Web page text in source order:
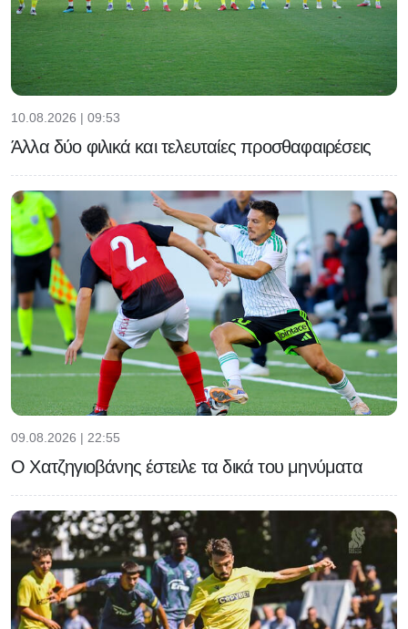
10.08.2026 | 09:53
Άλλα δύο φιλικά και τελευταίες προσθαφαιρέσεις
09.08.2026 | 22:55
Ο Χατζηγιοβάνης έστειλε τα δικά του μηνύματα